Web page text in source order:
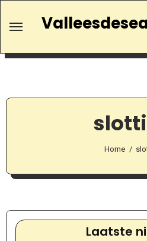
naar
inhoud
Home
Laatste